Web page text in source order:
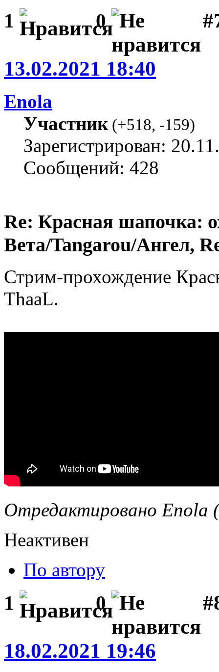
1 0
13.02.2021 18:40
Enola
Участник(+518, -159)
Зарегистрирован:
Сообщений: 428
Re: Красная шапочка:
Вета/Tangarou/Ангел,
Стрим-прохождение
ThaaL.
Отредактировано Enola
Неактивен
По автору
1 0
18.02.2021 19:46